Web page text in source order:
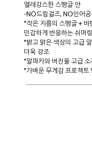
엘레강스한 스팽글 얀
-NO드림걸즈, NO인어공
*작은 지름의 스팽글 + 바
민감하게 반응하는 쉬머
*밝고 맑은 색상의 고급
더욱 강조
*알파카와 버진울 고급
*가벼운 무게감 프로젝트